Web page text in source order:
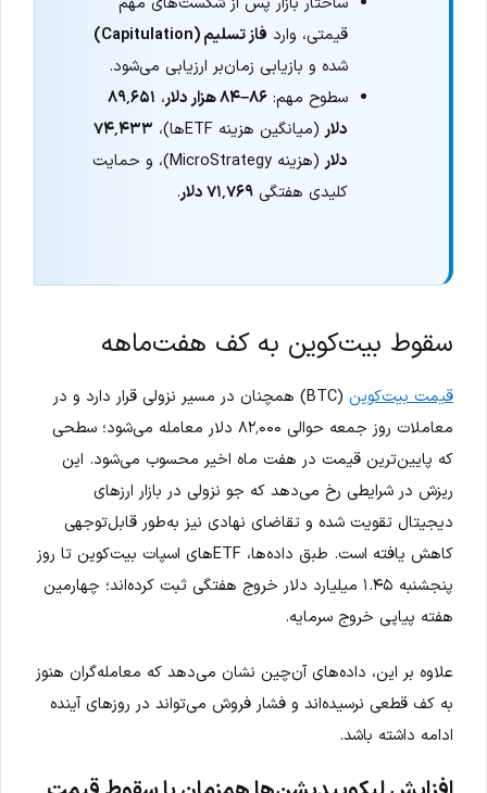
قیمتی، وارد فاز تسلیم (Capitulation)
شده و بازیابی زمان‌بر ارزیابی می‌شود.
سطوح مهم:۸۶–۸۴ هزار دلار ، ۸۹٬۶۵۱
دلار(میانگین هزینه ETFها)،
۷۴٬۴۳۳
دلار
(هزینه MicroStrategy)، و حمایت
کلیدی هفتگی۷۱٬۷۶۹ دلار .
سقوط بیت‌کوین به کف هفت‌ماهه
قیمت بیت‌کوین
(BTC) همچنان در مسیر نزولی قرار دارد و در
معاملات روز جمعه حوالی ۸۲٬۰۰۰ دلار معامله می‌شود؛ سطحی
که پایین‌ترین قیمت در هفت ماه اخیر محسوب می‌شود. این
ریزش در شرایطی رخ می‌دهد که جو نزولی در بازار ارزهای
دیجیتال تقویت شده و تقاضای نهادی نیز به‌طور قابل‌توجهی
کاهش یافته است. طبق داده‌ها، ETFهای اسپات بیت‌کوین تا روز
پنجشنبه ۱.۴۵ میلیارد دلار خروج هفتگی ثبت کرده‌اند؛ چهارمین
هفته پیاپی خروج سرمایه.
علاوه بر این، داده‌های آن‌چین نشان می‌دهد که معامله‌گران هنوز
به کف قطعی نرسیده‌اند و فشار فروش می‌تواند در روزهای آینده
ادامه داشته باشد.